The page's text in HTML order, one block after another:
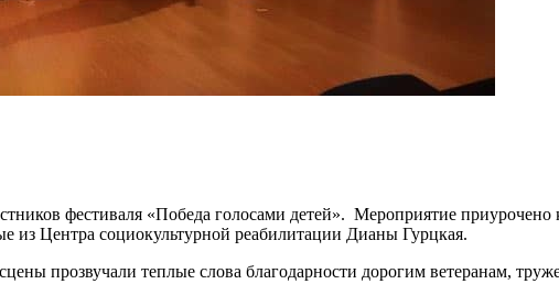
фестиваля «Победа голосами детей». Мероприятие
из Центра социокультурной реабилитации Дианы Гурцкая.
прозвучали теплые слова благодарности дорогим ветеранам,